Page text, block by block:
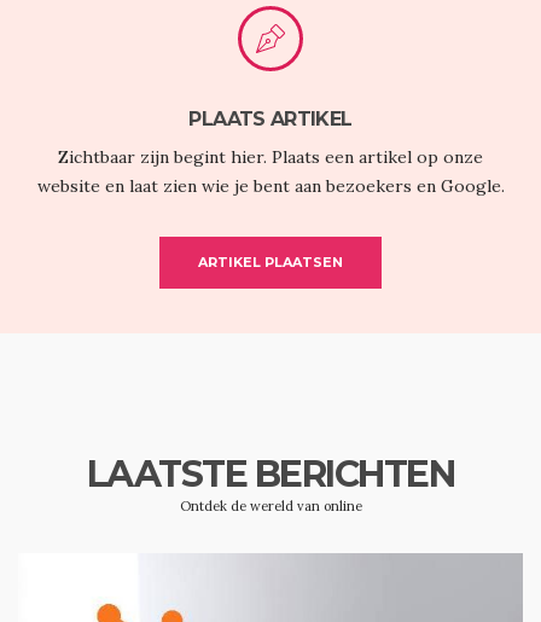
PLAATS ARTIKEL
Zichtbaar zijn begint hier. Plaats een artikel op onze
website en laat zien wie je bent aan bezoekers en Google.
ARTIKEL PLAATSEN
LAATSTE BERICHTEN
Ontdek de wereld van online